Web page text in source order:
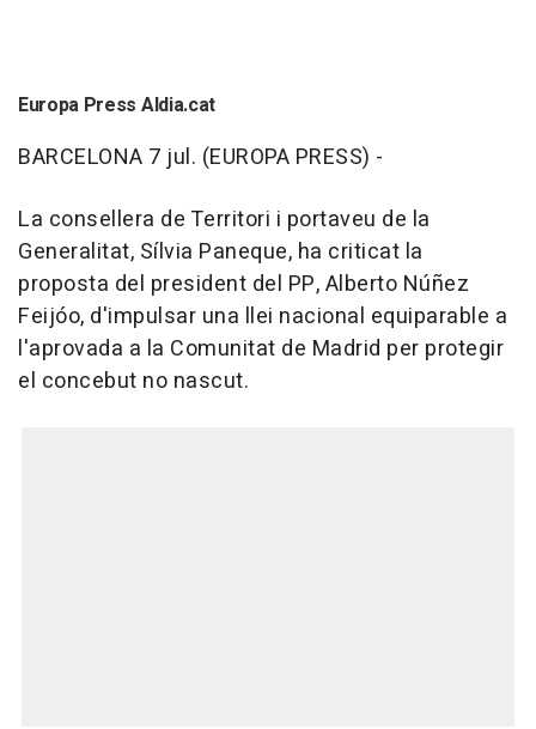
Europa Press Aldia.cat
BARCELONA 7 jul. (EUROPA PRESS) -
La consellera de Territori i portaveu de la
Generalitat, Sílvia Paneque, ha criticat la
proposta del president del PP, Alberto Núñez
Feijóo, d'impulsar una llei nacional equiparable a
l'aprovada a la Comunitat de Madrid per protegir
el concebut no nascut.